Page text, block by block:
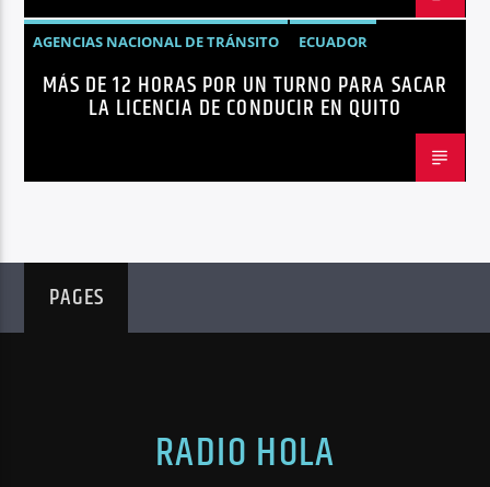
AGENCIAS NACIONAL DE TRÁNSITO
ECUADOR
LICENCIAS
NOTICIAS
MÁS DE 12 HORAS POR UN TURNO PARA SACAR
LA LICENCIA DE CONDUCIR EN QUITO
PAGES
RADIO HOLA